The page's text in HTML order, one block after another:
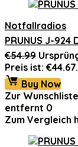
Notfallradios
PRUNUS J-
€54.99
Preis ist: €44.67.
Buy Now
Zur
entfernt 0
Zum Vergleich